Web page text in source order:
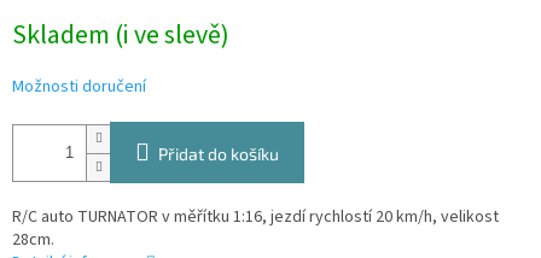
cena:
Skladem (i ve slevě)
Možnosti doručení
Přidat do košíku
R/C auto TURNATOR v měřítku 1:16, jezdí rychlostí 20 km/h, velikost
28cm.